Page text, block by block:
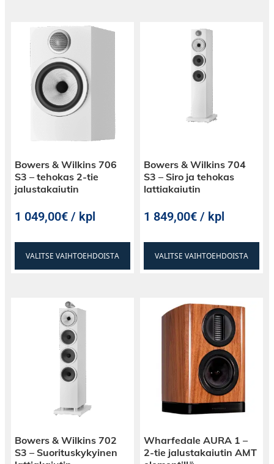
Bowers & Wilkins 706
S3 – tehokas 2-tie
jalustakaiutin
1 049,00€ / kpl
VALITSE VAIHTOEHDOISTA
Bowers & Wilkins 704
S3 – Siro ja tehokas
lattiakaiutin
1 849,00€ / kpl
VALITSE VAIHTOEHDOISTA
Bowers & Wilkins 702
S3 – Suorituskykyinen
Wharfedale AURA 1 –
2-tie jalustakaiutin AMT